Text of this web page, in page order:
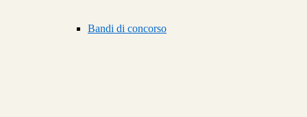
Bandi di concorso